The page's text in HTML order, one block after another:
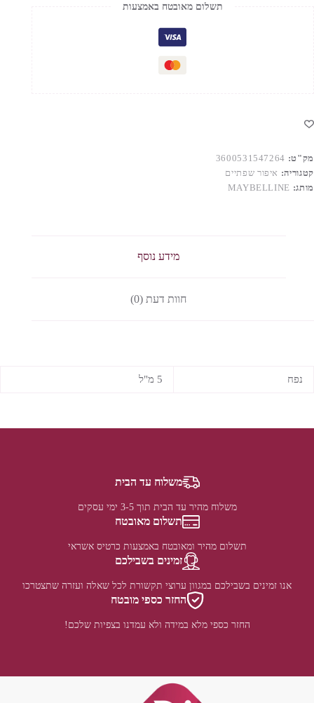
תשלום מאובטח באמצעות
מק"ט: 3600531547264
קטגוריה: איפור שפתיים
מותג: MAYBELLINE
מידע נוסף
חוות דעת (0)
נפח 5 מ"ל
משלוח עד הבית
משלוח מהיר עד הבית תוך 3-5 ימי עסקים
תשלום מאובטח
תשלום מהיר ומאובטח באמצעות כרטיס אשראי
זמינים בשבילכם
אנו זמינים בשבילכם במגוון ערוצי תקשורת לכל שאלה ועזרה שתצטרכו
החזר כספי מובטח
החזר כספי מלא במידה ולא עמדנו בצפיות שלכם!